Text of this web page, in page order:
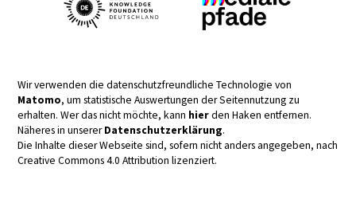
Wir verwenden die datenschutzfreundliche Technologie von
Matomo, um statistische Auswertungen der Seitennutzung zu
erhalten. Wer das nicht möchte, kann hierden Haken entfernen.
Näheres in unsererDatenschutzerklärung.
Die Inhalte dieser Webseite sind, sofern nicht anders angegeben, nach
Creative Commons 4.0 Attribution lizenziert.